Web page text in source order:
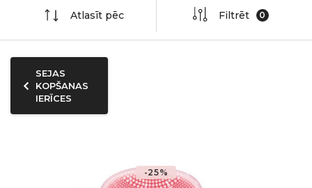
Atlasīt pēc Filtrēt
SEJAS
KOPŠANAS
IERĪCES
-25%